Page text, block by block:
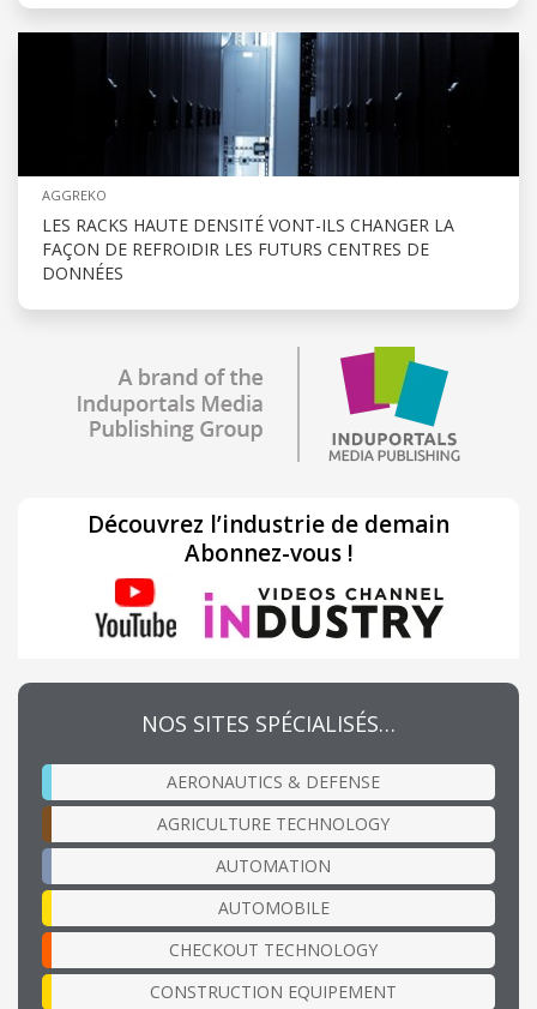
AGGREKO
LES RACKS HAUTE DENSITÉ VONT-ILS CHANGER LA
FAÇON DE REFROIDIR LES FUTURS CENTRES DE
DONNÉES
Découvrez l’industrie de demain
Abonnez-vous !
NOS SITES SPÉCIALISÉS…
AERONAUTICS & DEFENSE
AGRICULTURE TECHNOLOGY
AUTOMATION
AUTOMOBILE
CHECKOUT TECHNOLOGY
CONSTRUCTION EQUIPEMENT